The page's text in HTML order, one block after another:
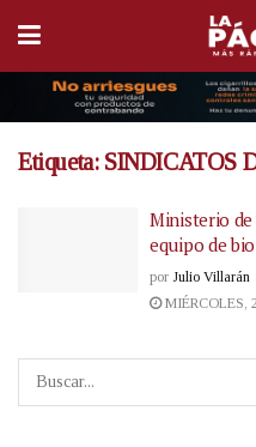
Etiqueta: SINDICATOS
Ministerio de
equipo de
por Julio Villarán
MIÉRCOLES,